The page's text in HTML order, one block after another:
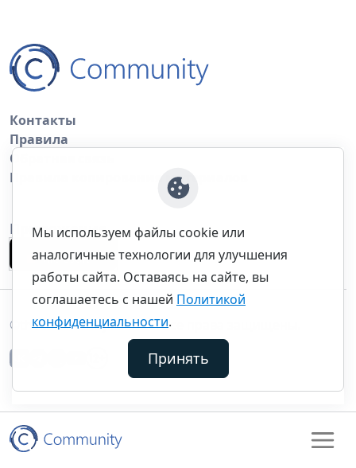
Контакты
Правила
Обратная связь
Правила копирования материалов
Приложение
©thecommunity.ru 2026. Все права защищены.
Мы используем файлы cookie или
аналогичные технологии для улучшения
работы сайта. Оставаясь на сайте, вы
соглашаетесь с нашей Политикой
конфиденциальности.
Принять